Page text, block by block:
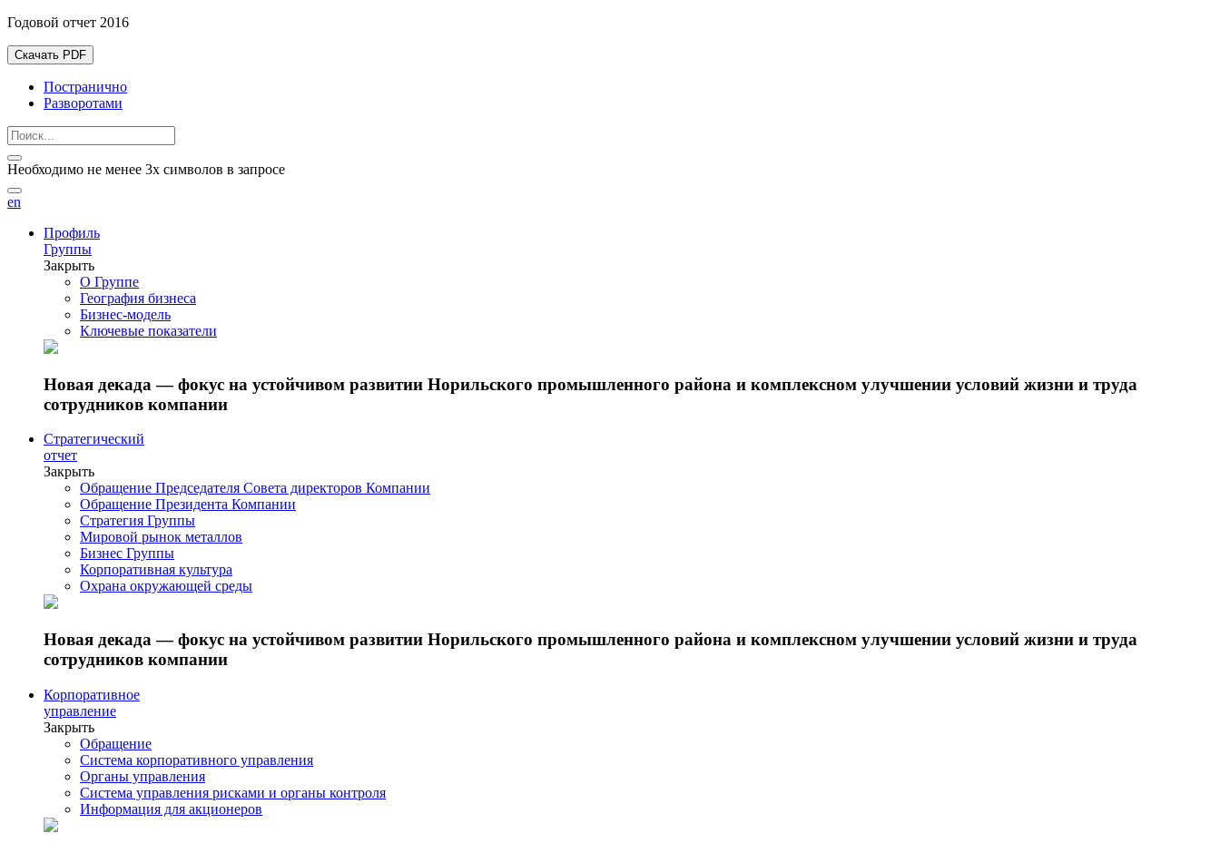
Годовой отчет 2016
Скачать PDF
Постранично
Разворотами
Необходимо не менее 3х символов в запросе
en
Профиль
Группы
Закрыть
О Группе
География бизнеса
Бизнес-модель
Ключевые показатели
Новая декада — фокус на устойчивом развитии Норильского промышленного района и комплексном улучшении условий жизни и труда
сотрудников компании
Стратегический
отчет
Закрыть
Обращение Председателя Совета директоров Компании
Обращение Президента Компании
Стратегия Группы
Мировой рынок металлов
Бизнес Группы
Корпоративная культура
Охрана окружающей среды
Новая декада — фокус на устойчивом развитии Норильского промышленного района и комплексном улучшении условий жизни и труда
сотрудников компании
Корпоративное
управление
Закрыть
Обращение
Система корпоративного управления
Органы управления
Система управления рисками и органы контроля
Информация для акционеров